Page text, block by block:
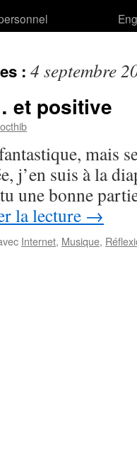
: 4 septembre
et positive
mais
j’en suis à la
une bonne
la lecture →
Internet, Musique,